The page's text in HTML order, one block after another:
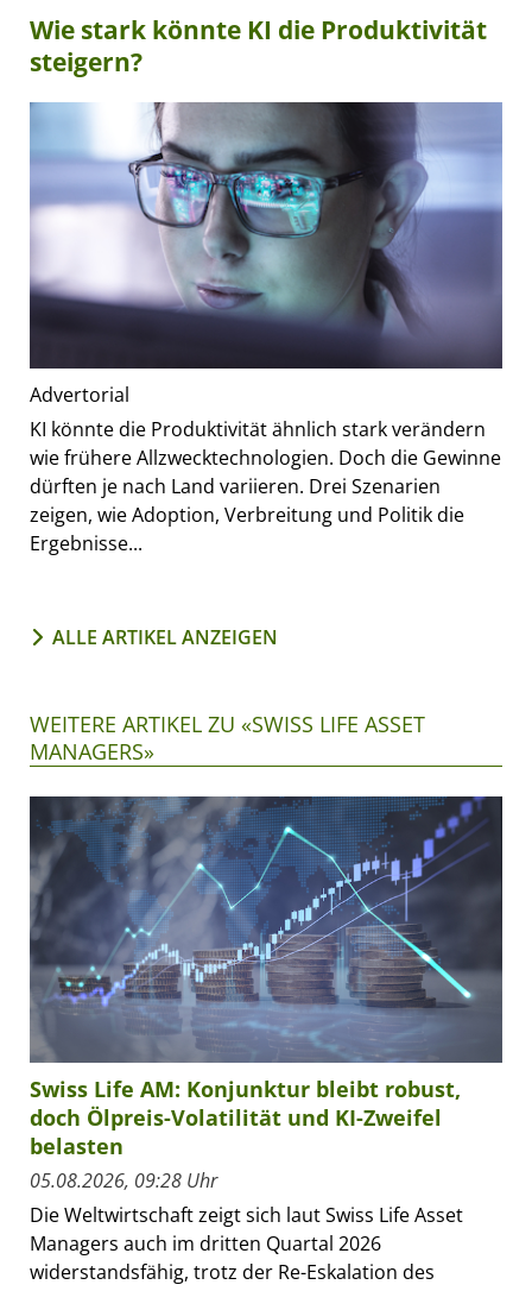
Wie stark könnte KI die Produktivität
steigern?
Advertorial
KI könnte die Produktivität ähnlich stark verändern
wie frühere Allzwecktechnologien. Doch die Gewinne
dürften je nach Land variieren. Drei Szenarien
zeigen, wie Adoption, Verbreitung und Politik die
Ergebnisse...
ALLE ARTIKEL ANZEIGEN
WEITERE ARTIKEL ZU «SWISS LIFE ASSET
MANAGERS»
Swiss Life AM: Konjunktur bleibt robust,
doch Ölpreis-Volatilität und KI-Zweifel
belasten
05.08.2026, 09:28 Uhr
Die Weltwirtschaft zeigt sich laut Swiss Life Asset
Managers auch im dritten Quartal 2026
widerstandsfähig, trotz der Re-Eskalation des